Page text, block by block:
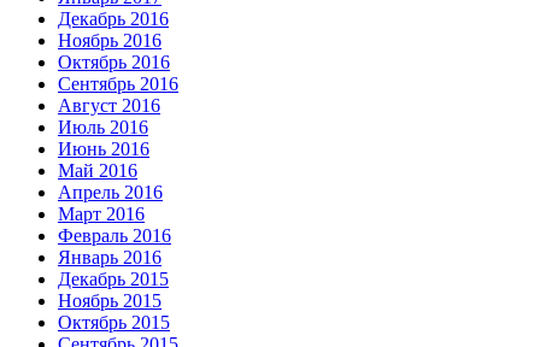
Декабрь 2016
Ноябрь 2016
Октябрь 2016
Сентябрь 2016
Август 2016
Июль 2016
Июнь 2016
Май 2016
Апрель 2016
Март 2016
Февраль 2016
Январь 2016
Декабрь 2015
Ноябрь 2015
Октябрь 2015